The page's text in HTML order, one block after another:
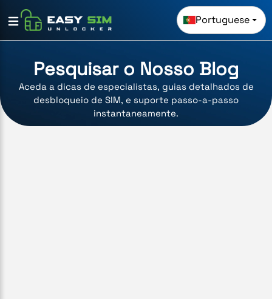
Portuguese
Pesquisar o Nosso Blog
Aceda a dicas de especialistas, guias detalhados de
desbloqueio de SIM, e suporte passo-a-passo
instantaneamente.